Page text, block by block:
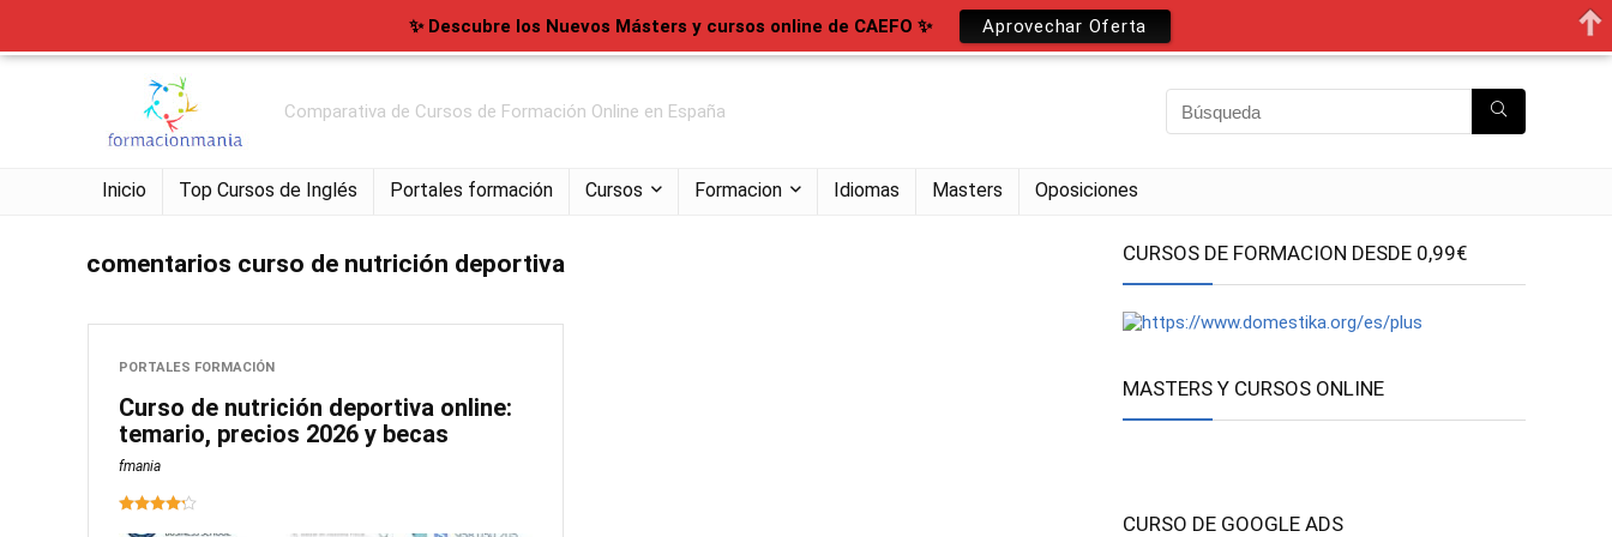
Comparativa de Cursos de Formación Online en España
Inicio Top Cursos de Inglés Portales formación Cursos Formacion Idiomas Masters Oposiciones
comentarios curso de nutrición deportiva
PORTALES FORMACIÓN
Curso de nutrición deportiva online:
temario, precios 2026 y becas
fmania
CURSOS DE FORMACION DESDE 0,99€
MASTERS Y CURSOS ONLINE
CURSO DE GOOGLE ADS
✨ Descubre los Nuevos Másters y cursos online de CAEFO ✨ Aprovechar Oferta